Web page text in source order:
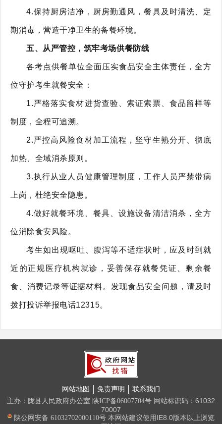
4.保持厨房洁净，厨房勤通风，餐具及时清洗、定
期消毒，营造干净卫生的备餐环境。
五、从严管控，筑牢考场供餐防线
各考点供餐单位全面压实食品安全主体责任，全方
位守护考生就餐安全：
1.严格落实食材进货查验、索证索票、食品留样等
制度，全程可追溯。
2.严控高风险食材加工流程，坚守生熟分开、彻底
加热、全域消杀原则。
3.执行从业人员健康管理制度，工作人员严禁带病
上岗，杜绝安全隐患。
4.做好就餐环境、餐具、设施设备清洁消杀，全方
位消除食安风险。
考生如出现呕吐、腹泻等不适症状时，应及时到就
近的正规医疗机构就诊，妥善保存就餐凭证、剩余餐
食、消费记录等证据材料。发现食品安全问题，请及时
拨打投诉举报电话12315。
网站地图 免责声明 联系我们
主办：陇县人民政府办公室 陕ICP备06007704号 网站标识码：61032
70007
陕公网安备 61032702000110号本网站建议使用IE8.0版本以上浏览